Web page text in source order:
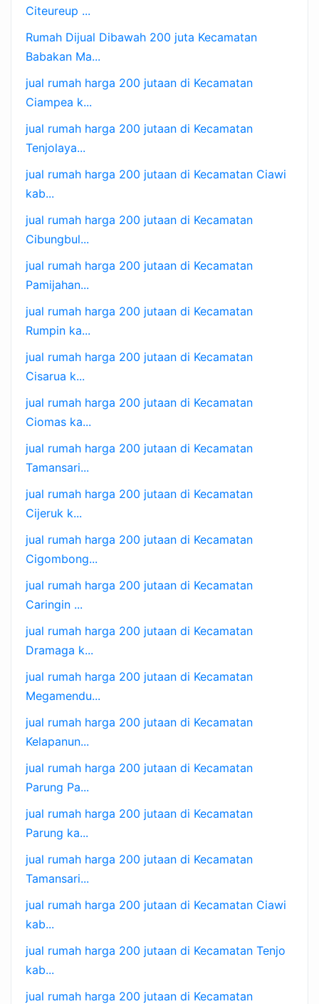
Citeureup ...
Rumah Dijual Dibawah 200 juta Kecamatan
Babakan Ma...
jual rumah harga 200 jutaan di Kecamatan
Ciampea k...
jual rumah harga 200 jutaan di Kecamatan
Tenjolaya...
jual rumah harga 200 jutaan di Kecamatan Ciawi
kab...
jual rumah harga 200 jutaan di Kecamatan
Cibungbul...
jual rumah harga 200 jutaan di Kecamatan
Pamijahan...
jual rumah harga 200 jutaan di Kecamatan
Rumpin ka...
jual rumah harga 200 jutaan di Kecamatan
Cisarua k...
jual rumah harga 200 jutaan di Kecamatan
Ciomas ka...
jual rumah harga 200 jutaan di Kecamatan
Tamansari...
jual rumah harga 200 jutaan di Kecamatan
Cijeruk k...
jual rumah harga 200 jutaan di Kecamatan
Cigombong...
jual rumah harga 200 jutaan di Kecamatan
Caringin ...
jual rumah harga 200 jutaan di Kecamatan
Dramaga k...
jual rumah harga 200 jutaan di Kecamatan
Megamendu...
jual rumah harga 200 jutaan di Kecamatan
Kelapanun...
jual rumah harga 200 jutaan di Kecamatan
Parung Pa...
jual rumah harga 200 jutaan di Kecamatan
Parung ka...
jual rumah harga 200 jutaan di Kecamatan
Tamansari...
jual rumah harga 200 jutaan di Kecamatan Ciawi
kab...
jual rumah harga 200 jutaan di Kecamatan Tenjo
kab...
jual rumah harga 200 jutaan di Kecamatan